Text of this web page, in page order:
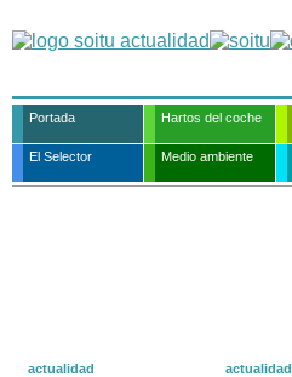
Portada Hartos del coche
El Selector Medio ambiente
actualidad
actualidad